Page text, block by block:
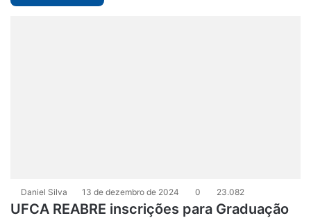
Daniel Silva 13 de dezembro de 2024 0 23.082
UFCA REABRE inscrições para Graduação